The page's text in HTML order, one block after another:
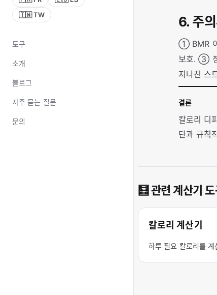
🇹🇼 TW
도구
소개
블로그
자주 묻는 질문
문의
6. 주
① BMR 이
보호. ③
지나친 스
결론
칼로리 디
단과 규칙
🧮 관련 계산기
칼로리 계산기
하루 필요 칼로리를 계